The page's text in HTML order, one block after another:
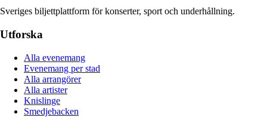
Sveriges biljettplattform för konserter, sport och underhållning.
Utforska
Alla evenemang
Evenemang per stad
Alla arrangörer
Alla artister
Knislinge
Smedjebacken